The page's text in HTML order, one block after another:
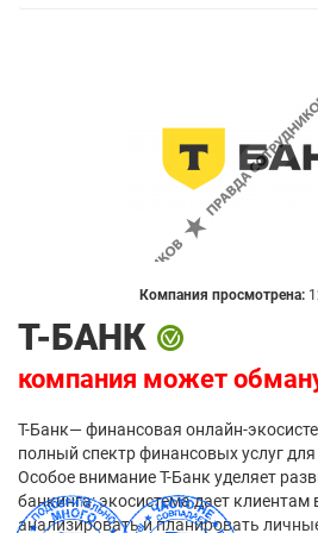
Компания просмотрена:
Т-БАНК
компания может
Т-Банк— финансовая онлайн-
полный спектр финансовых услуг
Особое внимание Т-Банк уделяет
банкинга: экосистема дает
анализировать и планировать